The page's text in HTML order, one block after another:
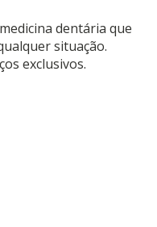
dentária que
situação.
exclusivos.